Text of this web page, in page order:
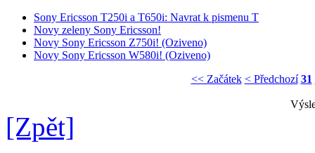
Sony Ericsson T250i a T650i: Navrat k pismenu T
Novy zeleny Sony Ericsson!
Novy Sony Ericsson Z750i! (Oziveno)
Novy Sony Ericsson W580i! (Oziveno)
<< Začátek < Předchozí 31
[Zpět]